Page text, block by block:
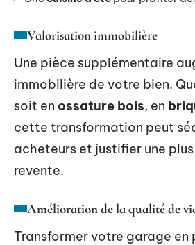
Valorisation immobilière
Une pièce supplémentaire
immobilière de votre bien.
soit en ossature bois, en
cette transformation peut
acheteurs et justifier une
revente.
Amélioration de la qualité de
Transformer votre garage en